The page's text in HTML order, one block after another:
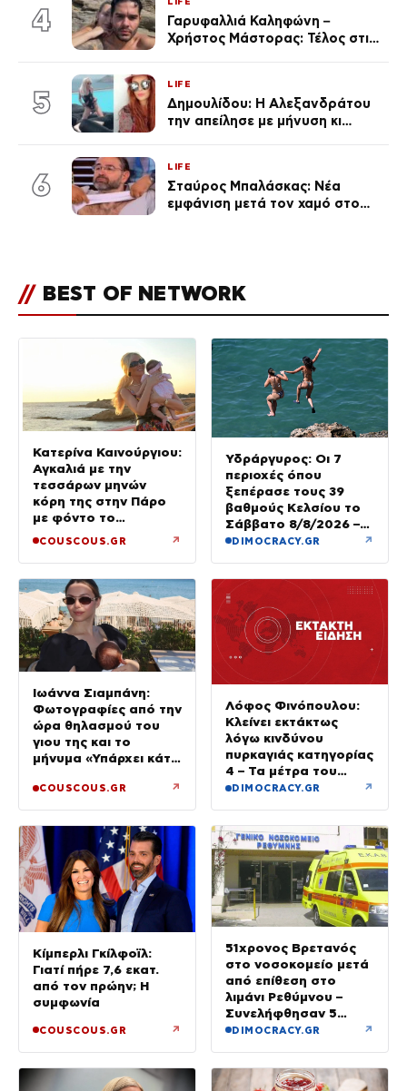
εκ. likes
4
Γαρυφαλλιά Καληφώνη –
Χρήστος Μάστορας: Τέλος στις
5
LIFE
Δημουλίδου: Η Αλεξανδράτου
την απείλησε με μήνυση κι
ποια είσαι σοκαρίστικα»
6
LIFE
Σταύρος Μπαλάσκας: Νέα
εμφάνιση μετά τον χαμό στο
// BEST OF NETWORK
Κατερίνα Καινούργιου:
Αγκαλιά με την
τεσσάρων μηνών
κόρη της στην Πάρο
με φόντο το
COUSCOUS.GR ↗
Υδράργυρος: Οι 7
περιοχές όπου
ξεπέρασε τους 39
βαθμούς Κελσίου το
Σάββατο 8/8/2026 –
Πού θα δούμε 40άρια
DIMOCRACY.GR ↗
Ιωάννα Σιαμπάνη:
Φωτογραφίες από την
ώρα θηλασμού του
γιου της και το
μήνυμα «Υπάρχει κάτι
αργές μέρες»
COUSCOUS.GR ↗
Λόφος Φινόπουλου:
Κλείνει εκτάκτως
λόγω κινδύνου
πυρκαγιάς κατηγορίας
4 – Τα μέτρα του
Δήμου Αθηναίων
DIMOCRACY.GR ↗
Κίμπερλι Γκίλφοϊλ:
Γιατί πήρε 7,6 εκατ.
από τον πρώην; Η
συμφωνία
COUSCOUS.GR ↗
51χρονος Βρετανός
στο νοσοκομείο μετά
από επίθεση στο
λιμάνι Ρεθύμνου –
Συνελήφθησαν 5
άτομα
DIMOCRACY.GR ↗